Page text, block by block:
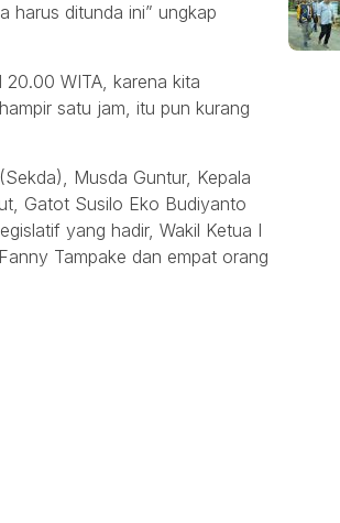
harus ditunda ini” ungkap
WITA, karena kita
satu jam, itu pun kurang
Musda Guntur, Kepala
Gatot Susilo Eko Budiyanto
yang hadir, Wakil Ketua I
Tampake dan empat orang